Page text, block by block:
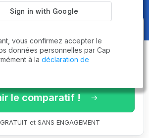
le
comparatif des
adaptés à vos
en 3 minutes !
le comparatif !
et SANS ENGAGEMENT
vous confirmez accepter le
données personnelles par Cap
à la déclaration de